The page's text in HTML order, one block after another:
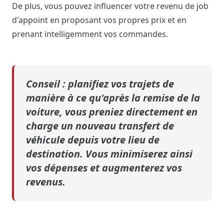
De plus, vous pouvez influencer votre revenu de job
d'appoint en proposant vos propres prix et en
prenant intelligemment vos commandes.
Conseil : planifiez vos trajets de
manière à ce qu'après la remise de la
voiture, vous preniez directement en
charge un nouveau transfert de
véhicule depuis votre lieu de
destination. Vous minimiserez ainsi
vos dépenses et augmenterez vos
revenus.